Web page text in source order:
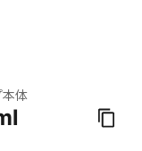
本体